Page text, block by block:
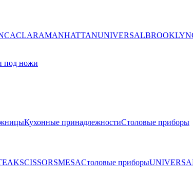
CLARAMANHATTANUNIVERSALBROOKLYN
под ножи
Кухонные принадлежностиСтоловые приборы
SCISSORSMESAСтоловые приборы